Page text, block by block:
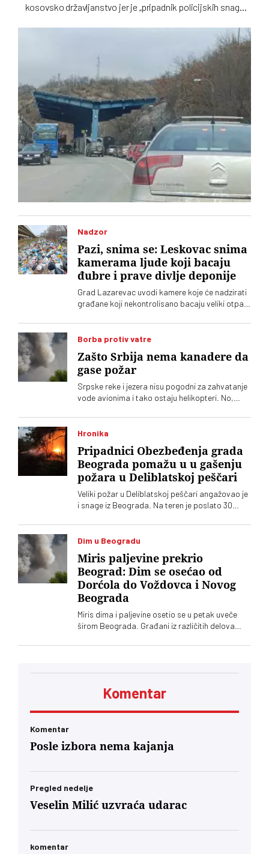
kosovsko državljanstvo jer je „pripadnik policijskih snaga
Nadzor
Pazi, snima se: Leskovac snima
kamerama ljude koji bacaju
đubre i prave divlje deponije
Grad Lazarevac uvodi kamere koje će nadzirati
građane koji nekontrolisano bacaju veliki otpad.
divljih deponija
Borba protiv vatre
Zašto Srbija nema kanadere da
gase požar
Srpske reke i jezera nisu pogodni za zahvatanje
vode avionima i tako ostaju helikopteri. No,
ne može da se pobedi samo iz vazduha
Hronika
Pripadnici Obezbeđenja grada
Beograda pomažu u u gašenju
požara u Deliblatskoj peščari
Veliki požar u Deliblatskoj peščari angažovao je
i snage iz Beograda. Na teren je poslato 30
devet terenskih vozila, a najugroženije je
područje Šumarka
Dim u Beogradu
Miris paljevine prekrio
Beograd: Dim se osećao od
Dorćola do Voždovca i Novog
Beograda
Miris dima i paljevine osetio se u petak uveče
širom Beograda. Građani iz različitih delova
Komentar
Komentar
Posle izbora nema kajanja
Pregled nedelje
Veselin Milić uzvraća udarac
komentar